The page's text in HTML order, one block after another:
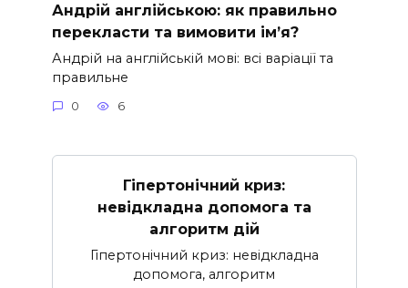
Андрій англійською: як правильно
перекласти та вимовити ім’я?
Андрій на англійській мові: всі варіації та
правильне
0 6
Гіпертонічний криз:
невідкладна допомога та
алгоритм дій
Гіпертонічний криз: невідкладна
допомога, алгоритм